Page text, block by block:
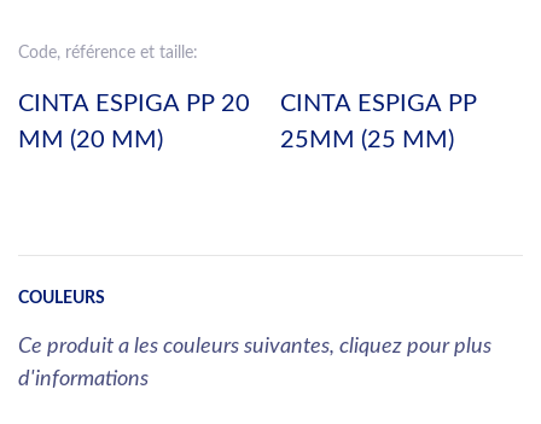
Code, référence et taille:
CINTA ESPIGA PP 20
MM (20 MM)
CINTA ESPIGA PP
25MM (25 MM)
COULEURS
Ce produit a les couleurs suivantes, cliquez pour plus
d'informations